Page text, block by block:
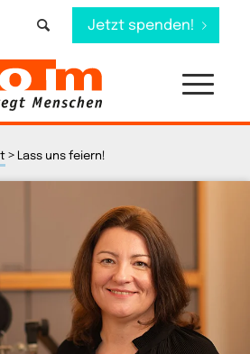
Jetzt spenden!
> Lass uns feiern!